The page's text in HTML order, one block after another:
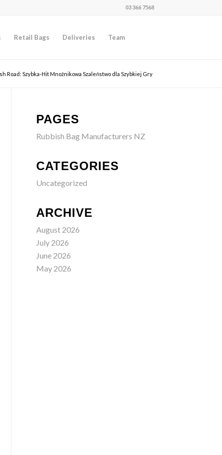
03 366 7568
Retail Bags Deliveries Team
Road: Szybka‑Hit Mnożnikowa Szaleństwo dla Szybkiej Gry
PAGES
Rubbish Bag Manufacturers NZ
CATEGORIES
Uncategorized
ARCHIVE
August 2026
July 2026
June 2026
May 2026